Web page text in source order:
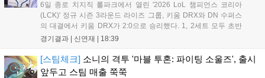
6일 종로 치지직 롤파크에서 열린 '2026 LoL 챔피언스 코리아
(LCK)' 정규 시즌 3라운드 라이즈 그룹, 키움 DRX와 DN 수퍼스
의 대결에서 키움 DRX가 2:0으로 승리했다. 1, 2세트 모두 초반
부터 앞서나갔고, 별다른 위기 없이 승리를 꿰찼다. DN 수퍼스는
의 출발이 매우 좋...
경기결과 | 신연재 18:39
[스팀체크] 소니의 격투 '마블 투혼: 파이팅 소울즈', 출시
앞두고 스팀 매출 쭉쭉